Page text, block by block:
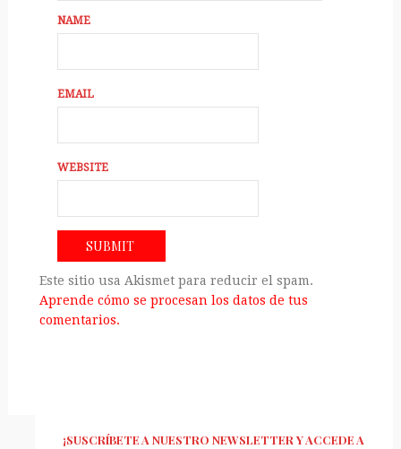
NAME
EMAIL
WEBSITE
Este sitio usa Akismet para reducir el spam.
Aprende cómo se procesan los datos de tus
comentarios.
¡SUSCRÍBETE A NUESTRO NEWSLETTER Y ACCEDE A